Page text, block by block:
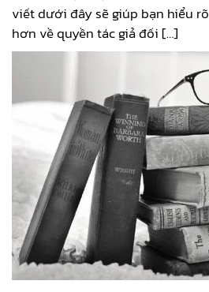
viết dưới đây sẽ giúp bạn hiểu rõ
hơn về quyền tác giả đối […]